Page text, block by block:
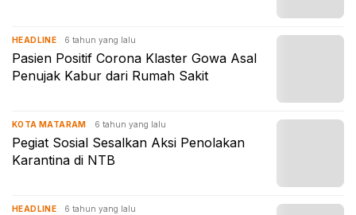
HEADLINE 6 tahun yang lalu
Pasien Positif Corona Klaster Gowa Asal
Penujak Kabur dari Rumah Sakit
KOTA MATARAM 6 tahun yang lalu
Pegiat Sosial Sesalkan Aksi Penolakan
Karantina di NTB
HEADLINE 6 tahun yang lalu